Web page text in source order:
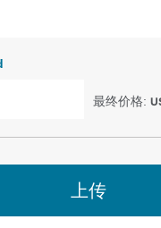
最终价格:
上传